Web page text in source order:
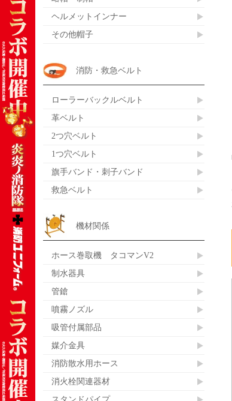
ヘルメットインナー
その他帽子
消防・救急ベルト
ローラーバックルベルト
革ベルト
2つ穴ベルト
1つ穴ベルト
旗手バンド・刺子バンド
救急ベルト
機材関係
ホース巻取機 タコマンV2
制水器具
管鎗
噴霧ノズル
吸管付属部品
媒介金具
消防散水用ホース
消火栓関連器材